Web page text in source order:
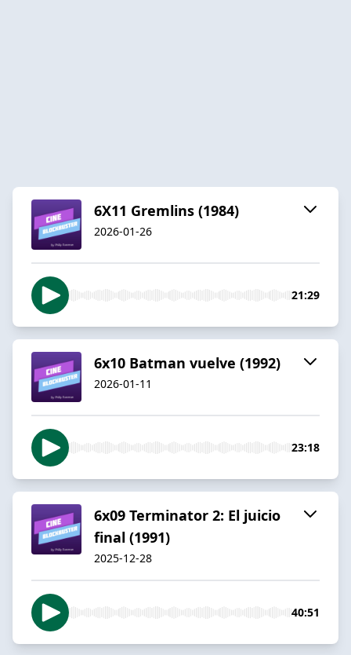
6X11 Gremlins (1984)
2026-01-26
21:29
6x10 Batman vuelve (1992)
2026-01-11
23:18
6x09 Terminator 2: El juicio
final (1991)
2025-12-28
40:51